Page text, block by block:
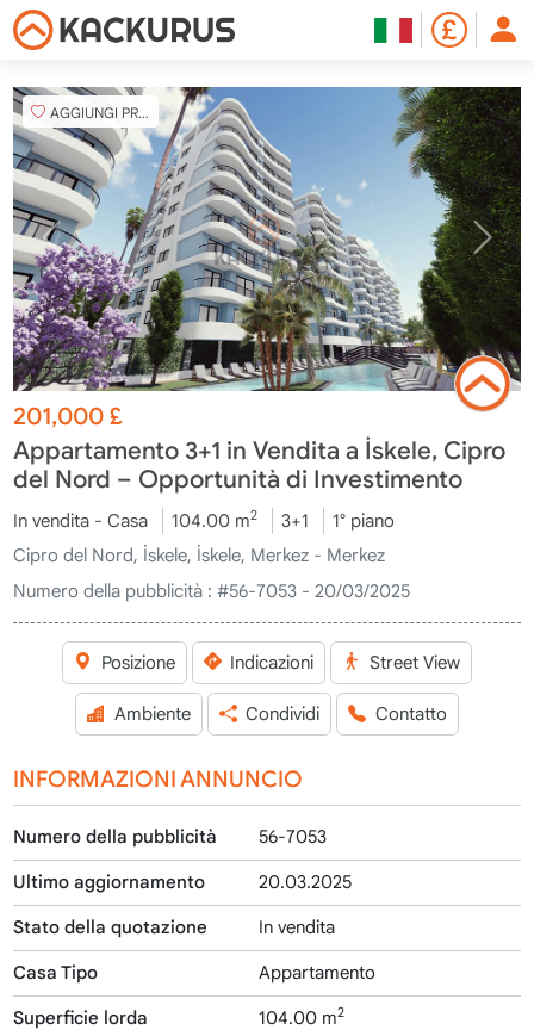
AGGIUNGI PREFERITO
201,000£
Appartamento 3+1 in Vendita a İskele, Cipro
del Nord – Opportunità di Investimento
In vendita - Casa 104.00 m2 3+1
1° piano
Cipro del Nord, İskele, İskele, Merkez - Merkez
Numero della pubblicità : #56-7053 - 20/03/2025
Posizione Indicazioni Street View
Ambiente Condividi Contatto
INFORMAZIONI ANNUNCIO
Numero della pubblicità 56-7053
Ultimo aggiornamento 20.03.2025
Stato della quotazione In vendita
Casa Tipo Appartamento
Superficie lorda 104.00 m2